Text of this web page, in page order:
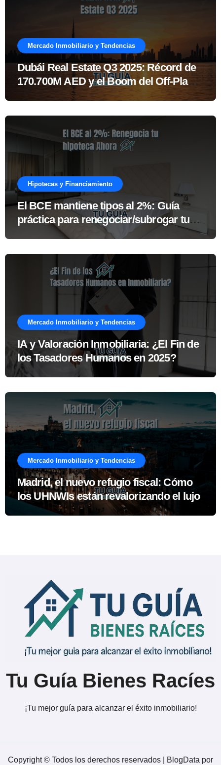
Mercado Inmobiliario y Tendencias
Dubái Real Estate Q3 2025: Récord de
170.700M AED y el Boom del Off-Plan
Explicado
Hipotecas y Financiamiento
El BCE mantiene tipos al 2%: Guía
práctica para renegociar/subrogar tu
hipoteca ahora
Mercado Inmobiliario y Tendencias
IA y Valoración Inmobiliaria: ¿El Fin de
los Tasadores Humanos en 2025?
Mercado Inmobiliario y Tendencias
Madrid, el nuevo refugio fiscal: Cómo
los UHNWIs están revalorizando el lujo
Tu Guía Bienes Racíes
¡Tu mejor guía para alcanzar el éxito inmobiliario!
Copyright © Todos los derechos reservados BlogData por